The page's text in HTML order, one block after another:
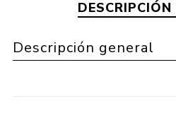
DESCRIPCIÓN
Descripción general